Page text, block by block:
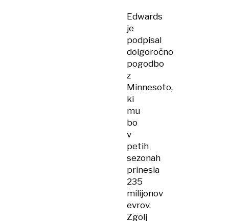
Edwards
je
podpisal
dolgoročno
pogodbo
z
Minnesoto,
ki
mu
bo
v
petih
sezonah
prinesla
235
milijonov
evrov.
Zgolj